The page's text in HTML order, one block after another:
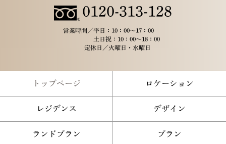
0120-313-128
営業時間／平日：10：00～17：00
土日祝：10：00～18：00
定休日／火曜日・水曜日
トップページ ロケーション
レジデンス デザイン
ランドプラン プラン